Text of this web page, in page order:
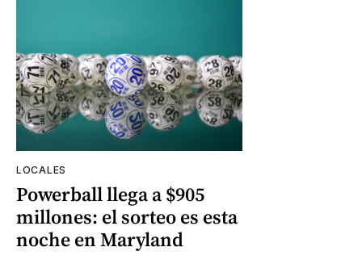
LOCALES
Powerball llega a $905
millones: el sorteo es esta
noche en Maryland